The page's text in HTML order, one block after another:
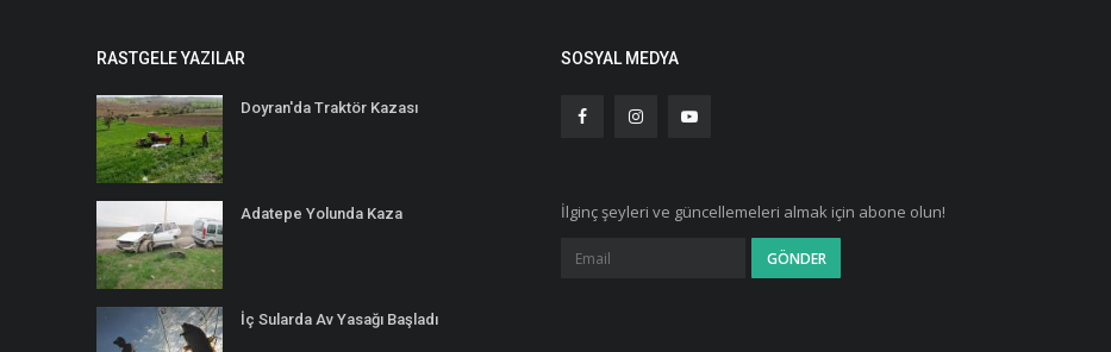
RASTGELE YAZILAR
Doyran'da Traktör Kazası
Adatepe Yolunda Kaza
İç Sularda Av Yasağı Başladı
SOSYAL MEDYA
İlginç şeyleri ve güncellemeleri almak için abone olun!